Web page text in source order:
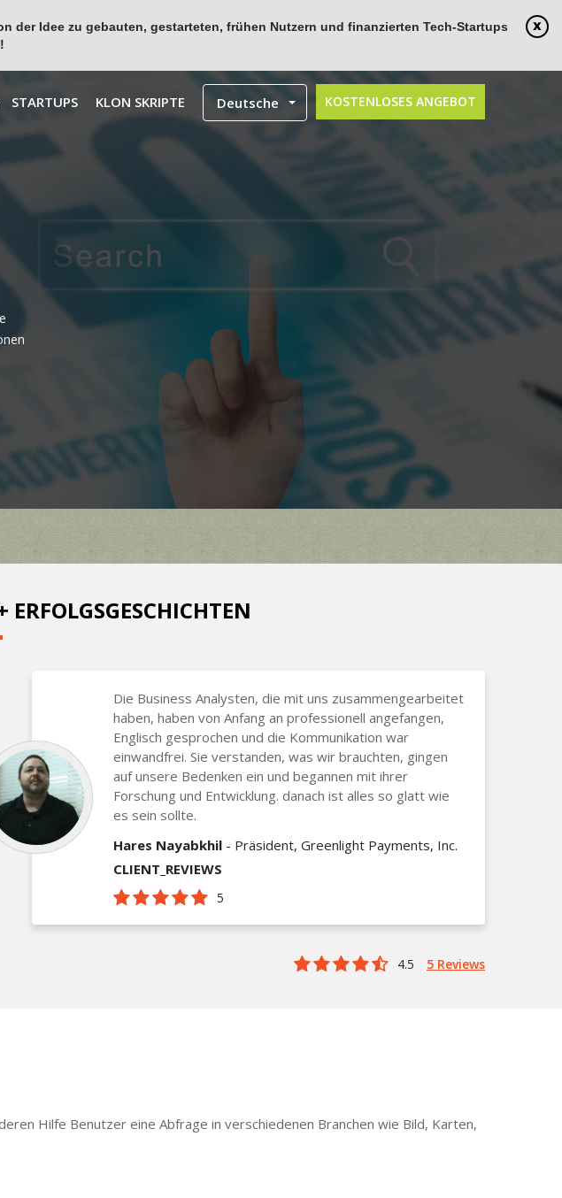
der Idee zu gebauten, gestarteten, frühen Nutzern und finanzierten Tech-Startups
KOSTENLOSES ANGEBOT
STARTUPS KLON SKRIPTE Deutsche
Die Business Analysten, die mit uns zusammengearbeitet
haben, haben von Anfang an professionell angefangen,
Englisch gesprochen und die Kommunikation war
einwandfrei. Sie verstanden, was wir brauchten, gingen
auf unsere Bedenken ein und begannen mit ihrer
Forschung und Entwicklung. danach ist alles so glatt wie
es sein sollte.
Hares Nayabkhil - Präsident, Greenlight Payments, Inc.
CLIENT_REVIEWS
5
4.5 5 Reviews
Hilfe Benutzer eine Abfrage in verschiedenen Branchen wie Bild, Karten,